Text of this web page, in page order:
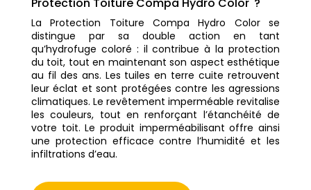
Protection Toiture Compa Hydro Color ?
La Protection Toiture Compa Hydro Color se
distingue par sa double action en tant
qu’hydrofuge coloré : il contribue à la protection
du toit, tout en maintenant son aspect esthétique
au fil des ans. Les tuiles en terre cuite retrouvent
leur éclat et sont protégées contre les agressions
climatiques. Le revêtement imperméable revitalise
les couleurs, tout en renforçant l’étanchéité de
votre toit. Le produit imperméabilisant offre ainsi
une protection efficace contre l’humidité et les
infiltrations d’eau.